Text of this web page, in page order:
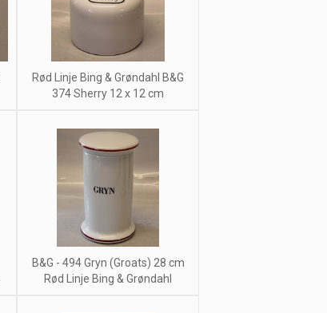
Rød Linje Bing & Grøndahl B&G
374 Sherry 12 x 12 cm
B&G - 494 Gryn (Groats) 28 cm
Rød Linje Bing & Grøndahl